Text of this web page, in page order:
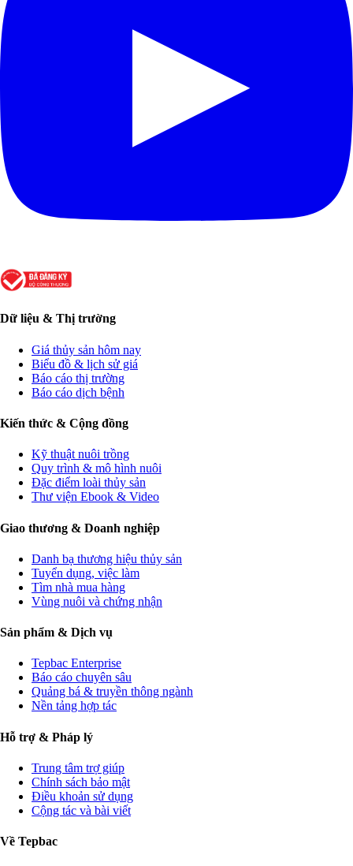
Dữ liệu & Thị trường
Giá thủy sản hôm nay
Biểu đồ & lịch sử giá
Báo cáo thị trường
Báo cáo dịch bệnh
Kiến thức & Cộng đồng
Kỹ thuật nuôi trồng
Quy trình & mô hình nuôi
Đặc điểm loài thủy sản
Thư viện Ebook & Video
Giao thương & Doanh nghiệp
Danh bạ thương hiệu thủy sản
Tuyển dụng, việc làm
Tìm nhà mua hàng
Vùng nuôi và chứng nhận
Sản phẩm & Dịch vụ
Tepbac Enterprise
Báo cáo chuyên sâu
Quảng bá & truyền thông ngành
Nền tảng hợp tác
Hỗ trợ & Pháp lý
Trung tâm trợ giúp
Chính sách bảo mật
Điều khoản sử dụng
Cộng tác và bài viết
Về Tepbac